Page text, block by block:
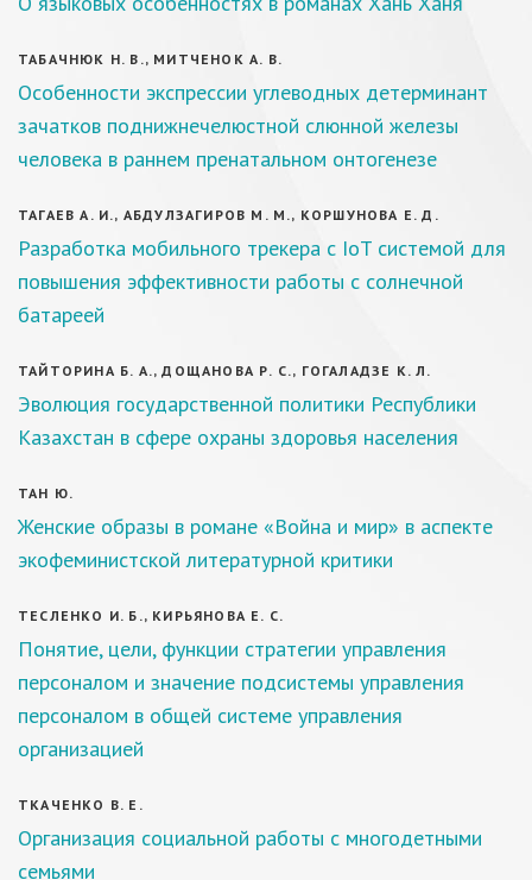
ТАБАЧНЮК Н. В., МИТЧЕНОК А. В.
Особенности экспрессии углеводных детерминант
зачатков поднижнечелюстной слюнной железы
человека в раннем пренатальном онтогенезе
ТАГАЕВ А. И., АБДУЛЗАГИРОВ М. М., КОРШУНОВА Е. Д.
Разработка мобильного трекера с IoT системой для
повышения эффективности работы с солнечной
батареей
ТАЙТОРИНА Б. А., ДОЩАНОВА Р. С., ГОГАЛАДЗЕ К. Л.
Эволюция государственной политики Республики
Казахстан в сфере охраны здоровья населения
ТАН Ю.
Женские образы в романе «Война и мир» в аспекте
экофеминистской литературной критики
ТЕСЛЕНКО И. Б., КИРЬЯНОВА Е. С.
Понятие, цели, функции стратегии управления
персоналом и значение подсистемы управления
персоналом в общей системе управления
организацией
ТКАЧЕНКО В. Е.
Организация социальной работы с многодетными
семьями